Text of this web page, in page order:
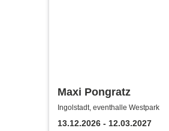
Maxi Pongratz
Ingolstadt, eventhalle Westpark
13.12.2026 - 12.03.2027